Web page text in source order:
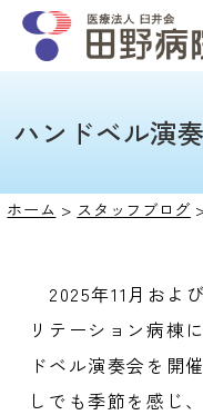
ハンドベル演
ホーム > スタッフブログ
2025年11 月および
リテーション病棟
ドベル演奏会を開
しでも季節を感じ